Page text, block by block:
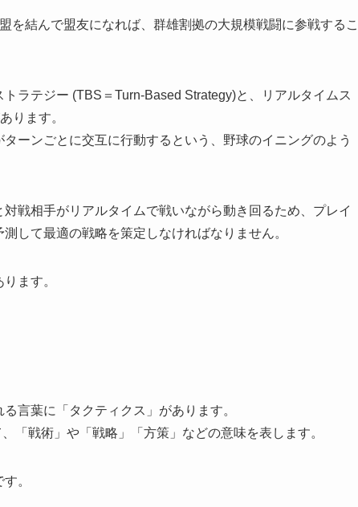
を結んで盟友になれば、群雄割拠の大規模戦闘に参戦するこ
ラテジー (TBS＝Turn-Based Strategy)と、リアルタイムス
ります。
ーンごとに交互に行動するという、野球のイニングのよう
戦相手がリアルタイムで戦いながら動き回るため、プレイ
して最適の戦略を策定しなければなりません。
ます。
言葉に「タクティクス」があります。
「戦術」や「戦略」「方策」などの意味を表します。
。